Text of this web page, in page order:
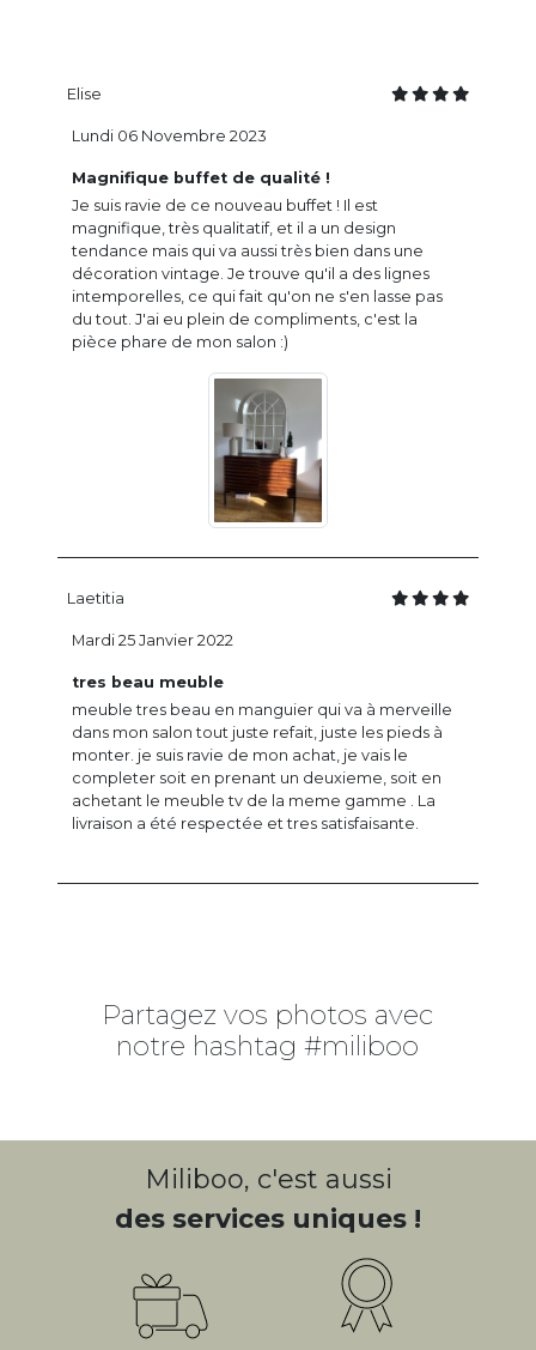
Elise
Magnifique buffet de qualité !
Je suis ravie de ce nouveau buffet ! Il est
magnifique, très qualitatif, et il a un design
tendance mais qui va aussi très bien dans une
décoration vintage. Je trouve qu'il a des lignes
intemporelles, ce qui fait qu'on ne s'en lasse pas
du tout. J'ai eu plein de compliments, c'est la
pièce phare de mon salon :)
Lundi 06 Novembre 2023
Laetitia
tres beau meuble
meuble tres beau en manguier qui va à merveille
dans mon salon tout juste refait, juste les pieds à
monter. je suis ravie de mon achat, je vais le
completer soit en prenant un deuxieme, soit en
achetant le meuble tv de la meme gamme . La
livraison a été respectée et tres satisfaisante.
Mardi 25 Janvier 2022
Partagez vos photos avec
notre hashtag #miliboo
Miliboo, c'est aussi
des services uniques !